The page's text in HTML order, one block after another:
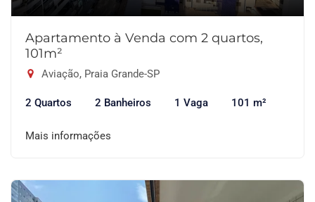
Apartamento à Venda com 2 quartos,
101m²
Aviação, Praia Grande-SP
2 Quartos 2 Banheiros 1 Vaga 101 m²
Mais informações